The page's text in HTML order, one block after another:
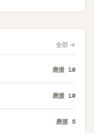
全部 →
應援 10
應援 10
應援 5